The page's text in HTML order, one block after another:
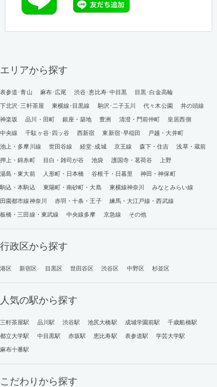
エリアから探す
表参道･青山 麻布･広尾 渋谷･恵比寿･中目黒
目黒･白金高輪
下北沢･三軒茶屋
東横線･目黒線 駒沢･二子玉川 代々木公園
井の頭線
神楽坂
品川・田町 銀座・築地 豊洲 清澄・門前仲町
皇居西側
中央線
千駄ヶ谷･四ッ谷 西新宿 東新宿･早稲田
戸越・大井町
池上・多摩川線
世田谷線 経堂･成城 京王線 森下・住吉
浅草・蔵前
押上・錦糸町
目白・雑司が谷 池袋 護国寺・茗荷谷
上野
湯島・東大前
人形町・日本橋 谷根千・日暮里
神田・神保町
駒込・本駒込
東陽町・南砂町・大島 東横線神奈川
みなとみらい線
田園都市線神奈川
赤羽・十条・王子
練馬・大江戸線・西武線
板橋・三田線・東武線
中央線多摩 京急線 その他
行政区から探す
港区 新宿区 目黒区 世田谷区 渋谷区 中野区 杉並区
人気の駅から探す
三軒茶屋駅 品川駅 渋谷駅 池尻大橋駅 成城学園前駅
千歳船橋駅
都立大学駅
中目黒駅 赤坂駅 恵比寿駅 表参道駅
学芸大学駅
麻布十番駅
こだわりから探す